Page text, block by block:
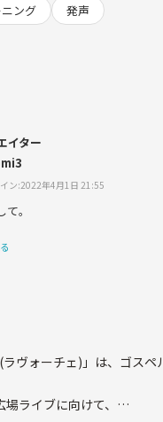
ング 発声
イター
ン:2022年4月1日 21:55
。
レーナーの hitomi です。
楽家で、二期会オペラ事務所
ヴォーチェ)」は、ゴスペ
ライブに向けて、